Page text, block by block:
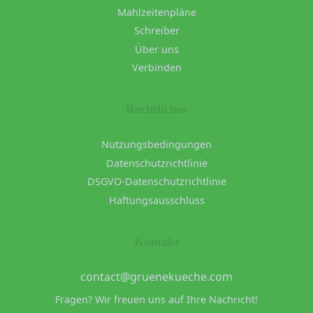
Mahlzeitenpläne
Schreiber
Über uns
Verbinden
Nutzungsbedingungen
Datenschutzrichtlinie
DSGVO-Datenschutzrichtlinie
Haftungsausschluss
contact@gruenekueche.com
Fragen? Wir freuen uns auf Ihre Nachricht!